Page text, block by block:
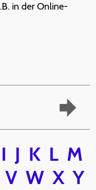
in der Online-
I J K L M
V W X Y